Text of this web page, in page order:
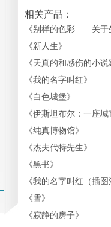
相关产品：
《别样的色彩——关于
《新人生》
《天真的和感伤的小说
《我的名字叫红》
《白色城堡》
《伊斯坦布尔：一座城
《纯真博物馆》
《杰夫代特先生》
《黑书》
《我的名字叫红（插图
《雪》
《寂静的房子》